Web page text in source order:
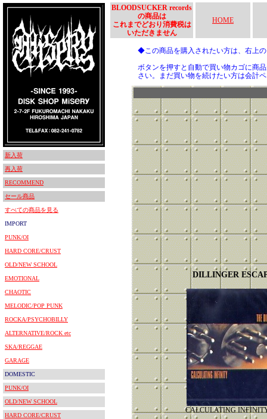
新入荷
再入荷
RECOMMEND
セール商品
すべての商品を見る
IMPORT
PUNK/OI
HARD CORE/CRUST
OLD/NEW SCHOOL
EMOTIONAL
CHAOTIC
MELODIC/POP PUNK
ROCKA/PSYCHOBILLY
ALTERNATIVE/ROCK etc
SKA/REGGAE
GARAGE
DOMESTIC
PUNK/OI
OLD/NEW SCHOOL
HARD CORE/CRUST
BLOODSUCKER records
の商品は
これまでどおり消費税は
いただきません
HOME
◆この商品を購入されたい方は、右上
ボタンを押すと自動で買い物カゴに商
さい。まだ買い物を続けたい方は会計
DILLINGER
CALCULATING